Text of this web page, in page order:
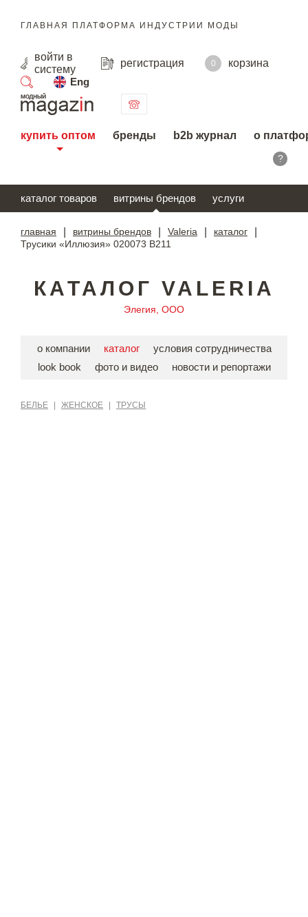
ГЛАВНАЯ ПЛАТФОРМА ИНДУСТРИИ МОДЫ
войти в
систему
регистрация 0
корзина
Eng
поиск
купить оптом бренды b2b журнал о
?
каталог товаров витрины брендов услуги
главная витрины брендов Valeria каталог
Трусики «Иллюзия» 020073 В211
КАТАЛОГ VALERIA
Элегия, ООО
о компании каталог
условия сотрудничества
look book
фото и видео новости и репортажи
БЕЛЬЕ ЖЕНСКОЕ ТРУСЫ